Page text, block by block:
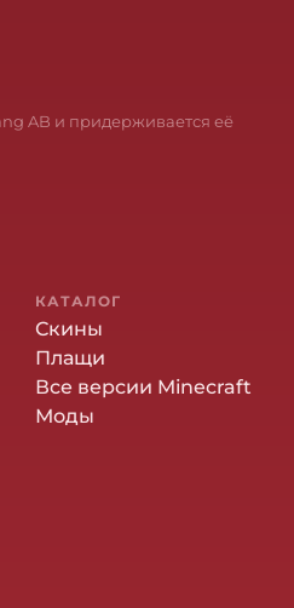
AB и придерживается её
КАТАЛОГ
Скины
Плащи
Все версии Minecraft
Моды